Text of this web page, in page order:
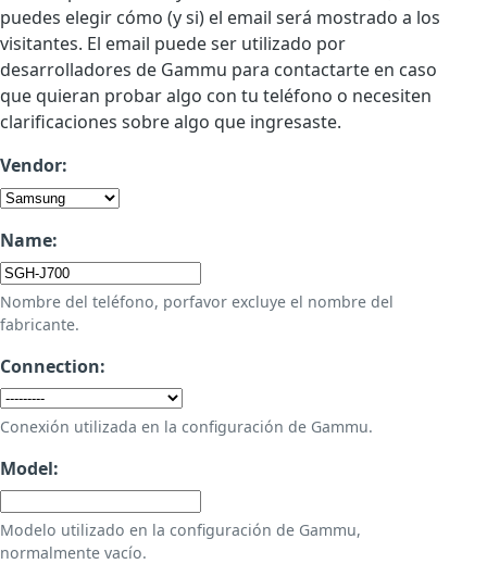
puedes elegir cómo (y si) el email será mostrado a los
visitantes. El email puede ser utilizado por
desarrolladores de Gammu para contactarte en caso
que quieran probar algo con tu teléfono o necesiten
clarificaciones sobre algo que ingresaste.
Vendor:
Name:
Nombre del teléfono, porfavor excluye el nombre del
fabricante.
Connection:
Conexión utilizada en la configuración de Gammu.
Model:
Modelo utilizado en la configuración de Gammu,
normalmente vacío.